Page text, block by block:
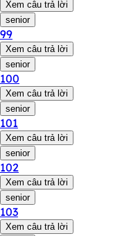
Xem câu trả lời
senior
99
Xem câu trả lời
senior
100
Xem câu trả lời
senior
101
Xem câu trả lời
senior
102
Xem câu trả lời
senior
103
Xem câu trả lời